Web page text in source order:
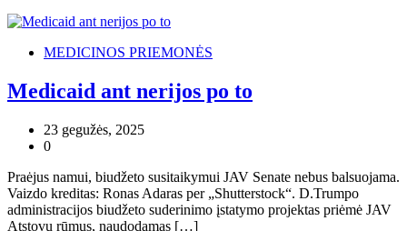
MEDICINOS PRIEMONĖS
Medicaid ant nerijos po to
23 gegužės, 2025
0
Praėjus namui, biudžeto susitaikymui JAV Senate nebus balsuojama.
Vaizdo kreditas: Ronas Adaras per „Shutterstock“. D.Trumpo
administracijos biudžeto suderinimo įstatymo projektas priėmė JAV
Atstovų rūmus, naudodamas […]